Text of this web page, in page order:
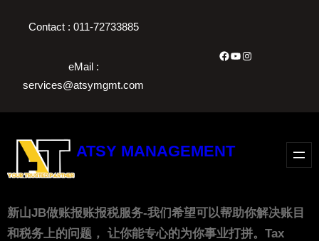
Contact : 011-72733885
eMail :
services@atsymgmt.com
Facebook
YouTube
Instagram
ATSY MANAGEMENT
新山JB做账报账报税服务-我们希望可以帮助你解决账目
和税务上的问题， 让你能专心的为你事业打拼。Tax